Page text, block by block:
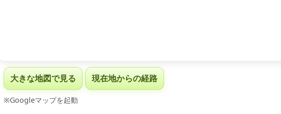
大きな地図で見る 現在地からの経路
※Googleマップを起動